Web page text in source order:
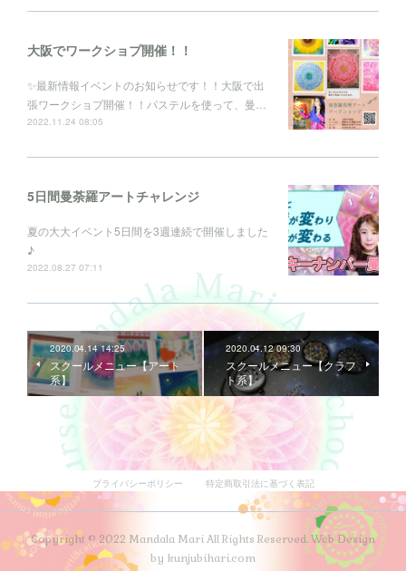
大阪でワークショプ開催！！
✨最新情報イベントのお知らせです！！大阪で出
張ワークショプ開催！！パステルを使って、曼…
2022.11.24 08:05
5日間曼荼羅アートチャレンジ
夏の大大イベント5日間を3週連続で開催しました
♪
2022.08.27 07:11
2020.04.14 14:25
スクールメニュー【アート
系】
2020.04.12 09:30
スクールメニュー【クラフ
ト系】
プライバシーポリシー 特定商取引法に基づく表記
Copyright © 2022 Mandala Mari All Rights Reserved. Web Design
by kunjubihari.com